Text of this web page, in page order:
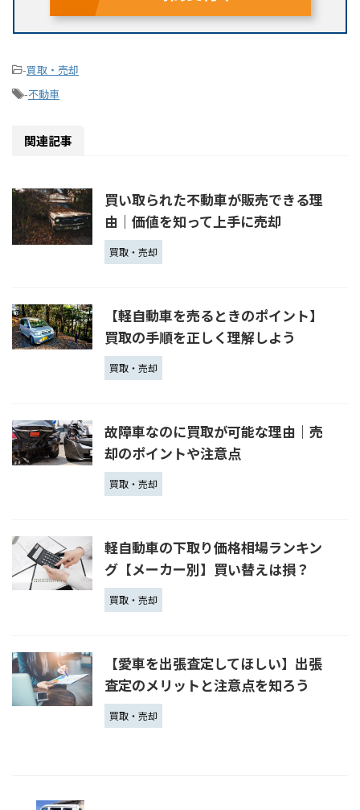
-買取・売却
-不動車
関連記事
買い取られた不動車が販売できる理
由｜価値を知って上手に売却
買取・売却
【軽自動車を売るときのポイント】
買取の手順を正しく理解しよう
買取・売却
故障車なのに買取が可能な理由｜売
却のポイントや注意点
買取・売却
軽自動車の下取り価格相場ランキン
グ【メーカー別】買い替えは損？
買取・売却
【愛車を出張査定してほしい】出張
査定のメリットと注意点を知ろう
買取・売却